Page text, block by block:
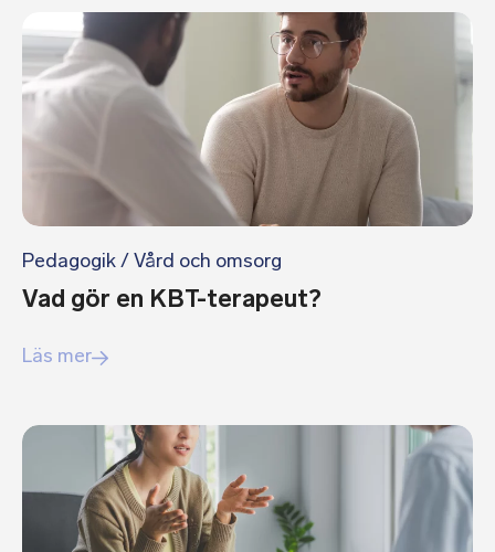
Pedagogik/Vård och omsorg
Vad gör en KBT-terapeut?
Läs mer